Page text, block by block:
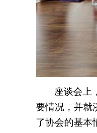
座谈会上
要情况，并就
了协会的基本